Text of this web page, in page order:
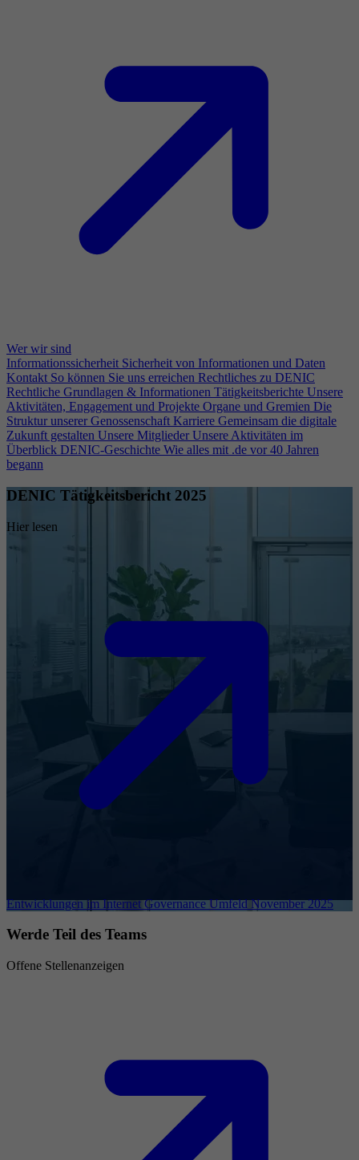
Wer wir sind
Informationssicherheit Sicherheit von Informationen und Daten
Kontakt So können Sie uns erreichen Rechtliches zu DENIC
Rechtliche Grundlagen & Informationen Tätigkeitsberichte Unsere
Aktivitäten, Engagement und Projekte Organe und Gremien Die
Struktur unserer Genossenschaft Karriere Gemeinsam die digitale
Zukunft gestalten Unsere Mitglieder Unsere Aktivitäten im
Überblick DENIC-Geschichte Wie alles mit .de vor 40 Jahren
begann
DENIC Tätigkeitsbericht 2025
Hier lesen
Entwicklungen im Internet Governance Umfeld November 2025
Werde Teil des Teams
Offene Stellenanzeigen